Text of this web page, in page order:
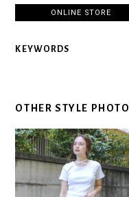
ONLINE STORE
KEYWORDS
OTHER STYLE PHOTO